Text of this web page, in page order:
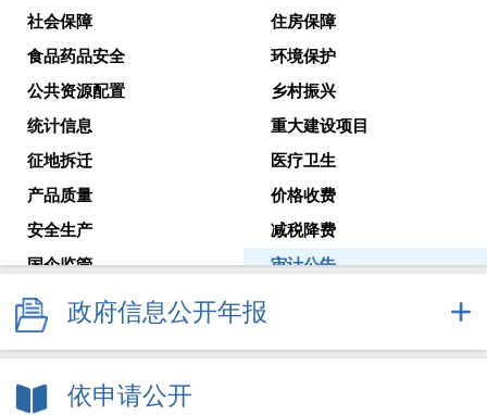
社会保障
住房保障
食品药品安全
环境保护
公共资源配置
乡村振兴
统计信息
重大建设项目
征地拆迁
医疗卫生
产品质量
价格收费
安全生产
减税降费
国企监管
审计公告
教育考试
解读回应
政府信息公开年报
依申请公开